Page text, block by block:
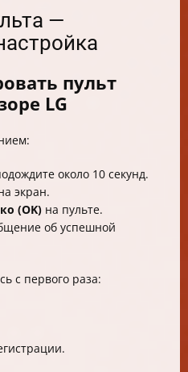
—
пульт
LG
около 10 секунд.
экран.
(OK) на пульте.
об успешной
с первого раза: